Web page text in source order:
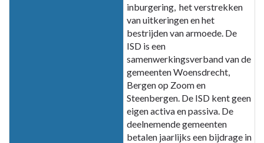
inburgering, het verstrekken
van uitkeringen en het
bestrijden van armoede. De
ISD is een
samenwerkingsverband van de
gemeenten Woensdrecht,
Bergen op Zoom en
Steenbergen. De ISD kent geen
eigen activa en passiva. De
deelnemende gemeenten
betalen jaarlijks een bijdrage in